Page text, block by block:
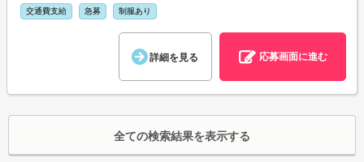
交通費支給 急募 制服あり
詳細を見る 応募画面に進む
全ての検索結果を表示する